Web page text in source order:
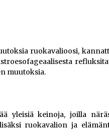
ruokavalioosi,
muutoksia.
yleisiä keinoja, joilla
ruokavalion ja